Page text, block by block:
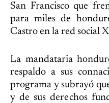
San Francisco que
para miles de
Castro en la red social
La mandataria
respaldo a sus
programa y subrayó
y de sus derechos